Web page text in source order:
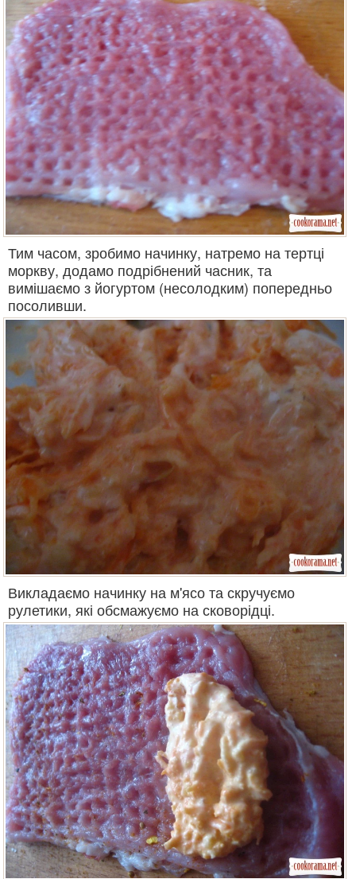
Тим часом, зробимо начинку, натремо на тертці
моркву, додамо подрібнений часник, та
вимішаємо з йогуртом (несолодким) попередньо
посоливши.
Викладаємо начинку на м'ясо та скручуємо
рулетики, які обсмажуємо на сковорідці.